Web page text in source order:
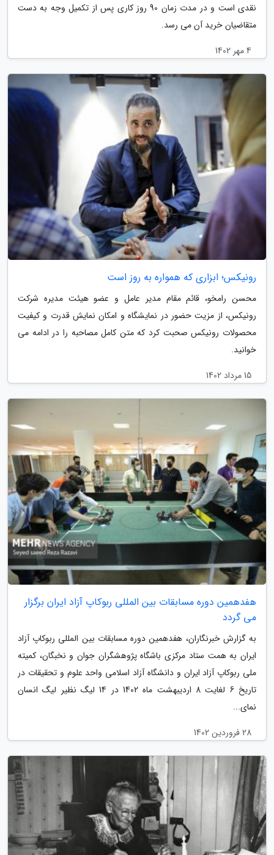
نقدی است و در مدت زمان 90 روز کاری پس از تکمیل وجه به دست
متقاضیان خرید آن می رسد.
4 مهر 1402
رونیکس؛ ابزاری که همواره به روز است
محسن رامخو، قائم مقام مدیر عامل و عضو هیئت مدیره شرکت
رونیکس، از مزیت حضور در نمایشگاه و امکان نمایش قدرت و کیفیت
محصولات رونیکس صحبت کرد که متن کامل مصاحبه را در ادامه می
خوانید.
15 مرداد 1402
هفدهمین دوره مسابقات بین المللی ربوکاپ آزاد ایران برگزار
می گردد
به گزارش خبرنگاران، هفدهمین دوره مسابقات بین المللی ربوکاپ آزاد
ایران به همت ستاد مرکزی باشگاه پژوهشگران جوان و نخبگان، کمیته
ملی ربوکاپ آزاد ایران و دانشگاه آزاد اسلامی واحد علوم و تحقیقات در
تاریخ 6 لغایت 8 اردیبهشت ماه 1402 در 14 لیگ نظیر لیگ انسان
نمای...
28 فروردین 1402